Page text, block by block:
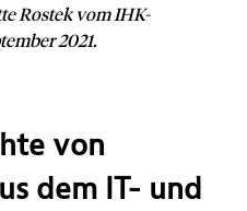
Rostek vom IHK-
2021.
von
dem IT- und